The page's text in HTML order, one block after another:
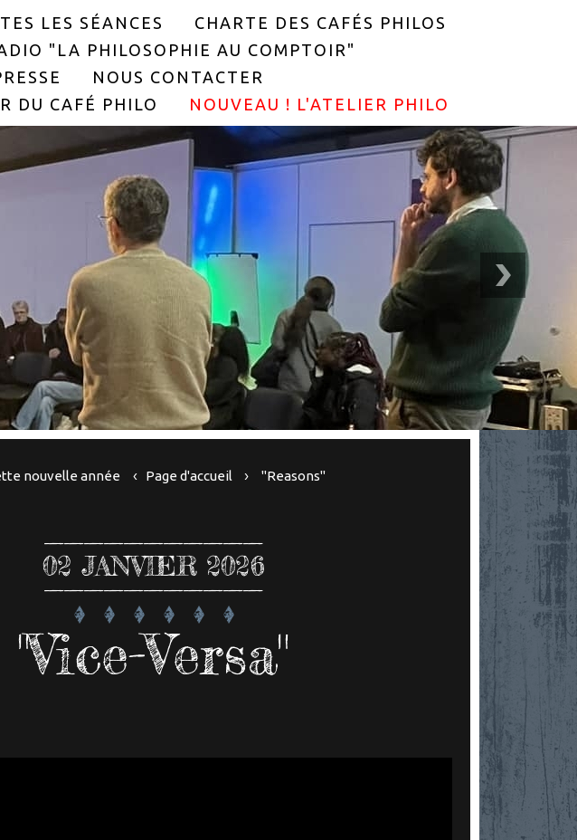
LES SÉANCES
CHARTE DES CAFÉS PHILOS
"LA PHILOSOPHIE AU COMPTOIR"
NOUS CONTACTER
DU CAFÉ PHILO
NOUVEAU ! L'ATELIER PHILO
nouvelle année Page d'accueil "Reasons"
02 JANVIER 2026
"Vice-Versa"